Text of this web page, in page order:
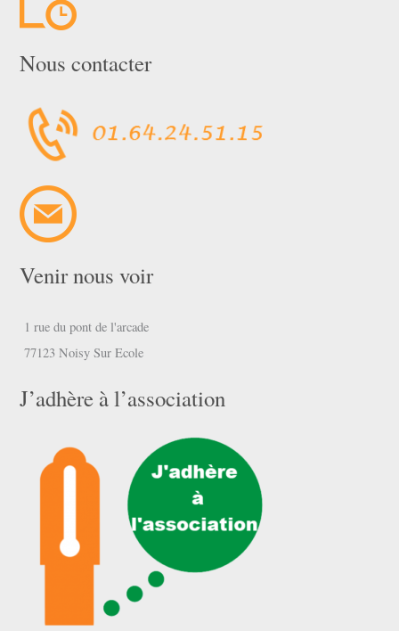
Nous contacter
Venir nous voir
1 rue du pont de l'arcade
77123 Noisy Sur Ecole
J’adhère à l’association